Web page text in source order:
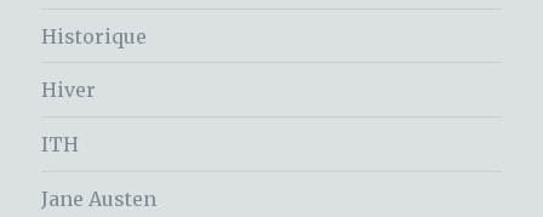
Historique
Hiver
ITH
Jane Austen